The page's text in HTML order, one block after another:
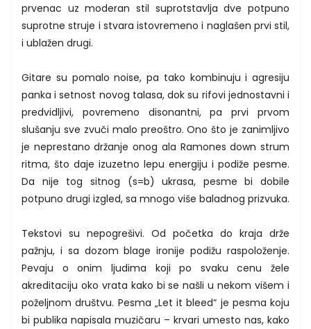
prvenac uz moderan stil suprotstavlja dve potpuno
suprotne struje i stvara istovremeno i naglašen prvi stil,
i ublažen drugi.
Gitare su pomalo noise, pa tako kombinuju i agresiju
panka i setnost novog talasa, dok su rifovi jednostavni i
predvidljivi, povremeno disonantni, pa prvi prvom
slušanju sve zvuči malo preoštro. Ono što je zanimljivo
je neprestano držanje onog ala Ramones down strum
ritma, što daje izuzetno lepu energiju i podiže pesme.
Da nije tog sitnog (s=b) ukrasa, pesme bi dobile
potpuno drugi izgled, sa mnogo više baladnog prizvuka.
Tekstovi su nepogrešivi. Od početka do kraja drže
pažnju, i sa dozom blage ironije podižu raspoloženje.
Pevaju o onim ljudima koji po svaku cenu žele
akreditaciju oko vrata kako bi se našli u nekom višem i
poželjnom društvu. Pesma „Let it bleed“ je pesma koju
bi publika napisala muzičaru – krvari umesto nas, kako